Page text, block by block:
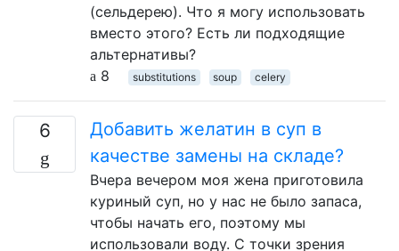
(сельдерею). Что я могу использовать
вместо этого? Есть ли подходящие
альтернативы?
8
substitutions soup celery
6
Добавить желатин в суп в
качестве замены на складе?
Вчера вечером моя жена приготовила
куриный суп, но у нас не было запаса,
чтобы начать его, поэтому мы
использовали воду. С точки зрения